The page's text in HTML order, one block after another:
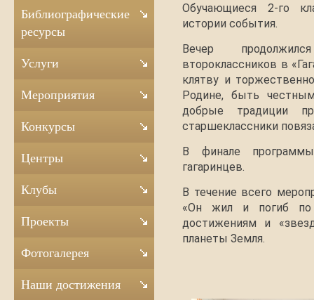
Обучающиеся 2-го
истории события.
Вечер
второклассников в
клятву и
Родине, быть
добрые традиции
старшеклассники
В финале
гагаринцев.
В течение всего
«Он жил и погиб по
достижениям и
планеты Земля.
Библиографические
ресурсы
Услуги
Мероприятия
Конкурсы
Центры
Клубы
Проекты
Фотогалерея
Наши достижения